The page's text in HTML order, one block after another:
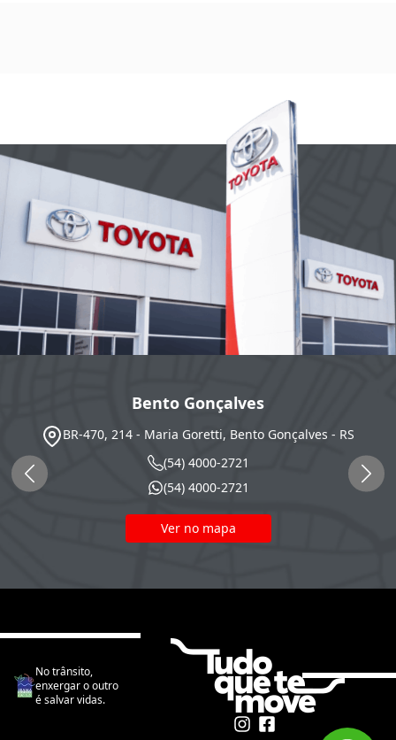
Bento Gonçalves
BR-470, 214 - Maria Goretti, Bento Gonçalves - RS
(54) 4000-2721
(54) 4000-2721
Ver no mapa
No trânsito,
enxergar o outro
é salvar vidas.